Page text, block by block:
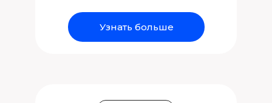
Узнать больше